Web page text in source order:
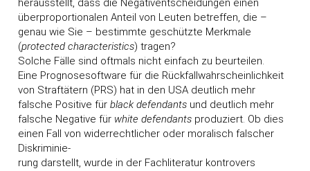
herausstellt, dass die Negativentscheidungen einen
überproportionalen Anteil von Leuten betreffen, die –
genau wie Sie – bestimmte geschützte Merkmale
(protected characteristics) tragen?
Solche Fälle sind oftmals nicht einfach zu beurteilen.
Eine Prognosesoftware für die Rückfallwahrscheinlichkeit
von Straftätern (PRS) hat in den USA deutlich mehr
falsche Positive fürblack defendants und deutlich mehr
falsche Negative für white defendants produziert. Ob dies
einen Fall von widerrechtlicher oder moralisch falscher
Diskriminie-
rung darstellt, wurde in der Fachliteratur kontrovers